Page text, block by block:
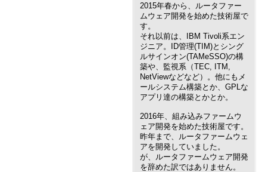
2015年春から、ルータファー
ムウェア開発を始めた技術屋で
す。
それ以前は、IBM Tivoli系エン
ジニア。ID管理(TIM)とシング
ルサインオン(TAMeSSO)の構
築や、監視系（TEC, ITM,
NetViewなどなど）。他にもメ
ールシステム構築とか、GPLな
アプリ達の構築とかとか。
2016年、組み込みファームウ
ェア開発を始めた技術屋です。
昨年まで、ルータファームウェ
アを開発していました。
が、ルータファームウェア開発
を辞めた訳ではありません。